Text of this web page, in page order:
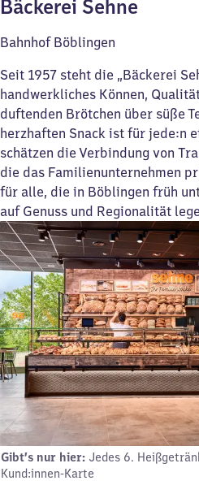
Bäckerei Sehne
Bahnhof Böblingen
Seit 1957 steht die „Bäckerei
handwerkliches Können,
duftenden Brötchen über süße
herzhaften Snack ist für jede:n
schätzen die Verbindung von
die das Familienunternehmen
für alle, die in Böblingen früh
auf Genuss und Regionalität
Gibt’s nur hier: Jedes 6.
Kund:innen-Karte